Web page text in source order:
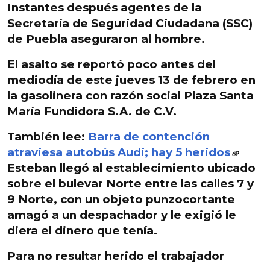
Instantes después agentes de la
Secretaría de Seguridad Ciudadana (SSC)
de Puebla aseguraron al hombre.
El asalto se reportó poco antes del
mediodía de este jueves 13 de febrero en
la gasolinera con razón social Plaza Santa
María Fundidora S.A. de C.V.
También lee: Barra de contención
atraviesa autobús Audi; hay 5 heridos
Esteban llegó al establecimiento ubicado
sobre el bulevar Norte entre las calles 7 y
9 Norte, con un objeto punzocortante
amagó a un despachador y le exigió le
diera el dinero que tenía.
Para no resultar herido el trabajador